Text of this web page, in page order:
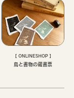
【 ONLINESHOP 】
鳥と書物の蔵書票